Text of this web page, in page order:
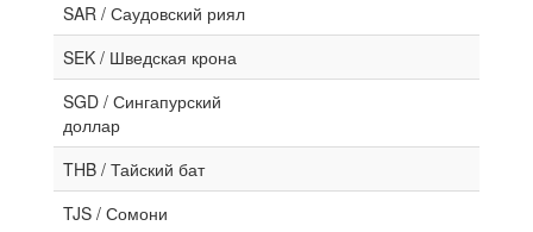
SAR / Саудовский риял
SEK / Шведская крона
SGD / Сингапурский
доллар
THB / Тайский бат
TJS / Сомони